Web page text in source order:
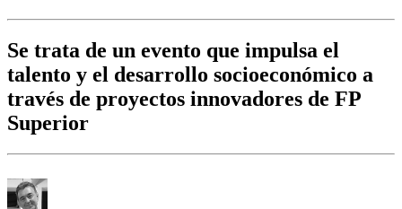
Se trata de un evento que impulsa el
talento y el desarrollo socioeconómico a
través de proyectos innovadores de FP
Superior